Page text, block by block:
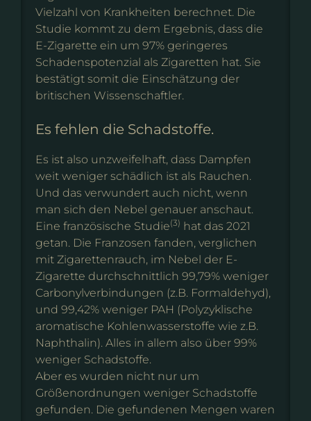
Vielzahl von Krankheiten berechnet. Die
Studie kommt zu dem Ergebnis, dass die
E-Zigarette ein um 97% geringeres
Schadenspotenzial als Zigaretten hat. Sie
bestätigt somit die Einschätzung der
britischen Wissenschaftler.
Es fehlen die Schadstoffe.
Es ist also unzweifelhaft, dass Dampfen
weit weniger schädlich ist als Rauchen.
Und das verwundert auch nicht, wenn
man sich den Nebel genauer anschaut.
Eine französische Studie(3) hat das 2021
getan. Die Franzosen fanden, verglichen
mit Zigarettenrauch, im Nebel der E-
Zigarette durchschnittlich 99,79% weniger
Carbonylverbindungen (z.B. Formaldehyd),
und 99,42% weniger PAH (Polyzyklische
aromatische Kohlenwasserstoffe wie z.B.
Naphthalin). Alles in allem also über 99%
weniger Schadstoffe.
Aber es wurden nicht nur um
Größenordnungen weniger Schadstoffe
gefunden. Die gefundenen Mengen waren